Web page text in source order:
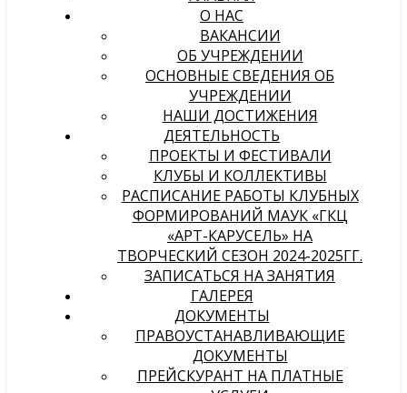
О НАС
ВАКАНСИИ
ОБ УЧРЕЖДЕНИИ
ОСНОВНЫЕ СВЕДЕНИЯ ОБ
УЧРЕЖДЕНИИ
НАШИ ДОСТИЖЕНИЯ
ДЕЯТЕЛЬНОСТЬ
ПРОЕКТЫ И ФЕСТИВАЛИ
КЛУБЫ И КОЛЛЕКТИВЫ
РАСПИСАНИЕ РАБОТЫ КЛУБНЫХ
ФОРМИРОВАНИЙ МАУК «ГКЦ
«АРТ-КАРУСЕЛЬ» НА
ТВОРЧЕСКИЙ СЕЗОН 2024-2025ГГ.
ЗАПИСАТЬСЯ НА ЗАНЯТИЯ
ГАЛЕРЕЯ
ДОКУМЕНТЫ
ПРАВОУСТАНАВЛИВАЮЩИЕ
ДОКУМЕНТЫ
ПРЕЙСКУРАНТ НА ПЛАТНЫЕ